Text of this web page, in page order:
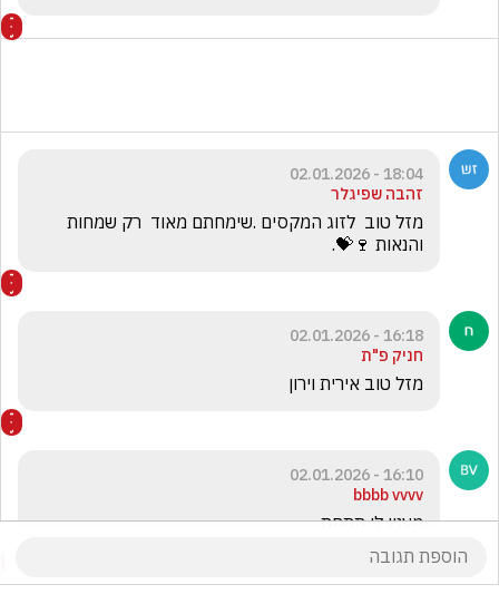
18:04 - 02.01.2026
זהבה שפיגלר
והנאות 🍷💝.
16:18 - 02.01.2026
חניק פ"ת
מזל טוב אירית וירון
16:10 - 02.01.2026
bbbb vvvv
מענין לי תתחת